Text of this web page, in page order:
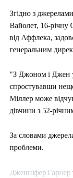
Згідно з
Вайолет, 16-річну
від Аффлека,
генеральним
"З Джоном і Джен
спростувавши
Міллер може
дівчини з 52-
За словами
проблеми.
Дженніфер